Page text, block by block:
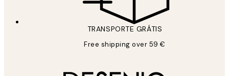
TRANSPORTE GRÁTIS
Free shipping over 59 €